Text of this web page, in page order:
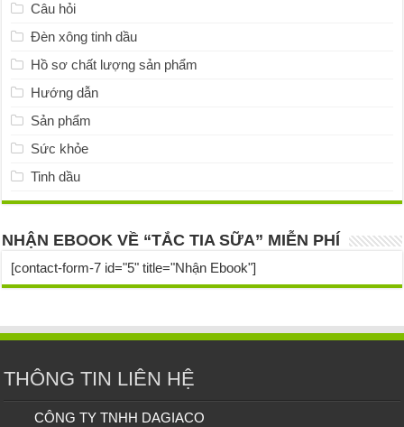
Câu hỏi
Đèn xông tinh dầu
Hồ sơ chất lượng sản phẩm
Hướng dẫn
Sản phẩm
Sức khỏe
Tinh dầu
NHẬN EBOOK VỀ “TẮC TIA SỮA” MIỄN PHÍ
[contact-form-7 id="5" title="Nhận Ebook"]
THÔNG TIN LIÊN HỆ
CÔNG TY TNHH DAGIACO